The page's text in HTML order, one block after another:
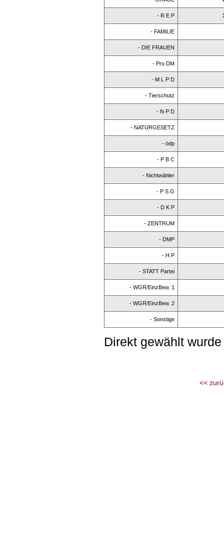
- R E P
- FAMILIE
- DIE FRAUEN
- Pro DM
- M L P D
- Tierschutz
- N P D
- NATURGESETZ
- ödp
- P B C
- Nichtwähler
- P S G
- D K P
- ZENTRUM
- DMP
- H P
- STATT Partei
- WGR/EinzBew. 1
- WGR/EinzBew. 2
- Sonstige
Direkt gewählt
<<